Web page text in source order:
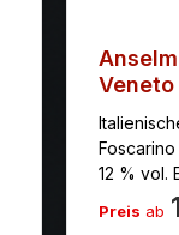
Veneto
12 % vol.
Kamille
Preis ab